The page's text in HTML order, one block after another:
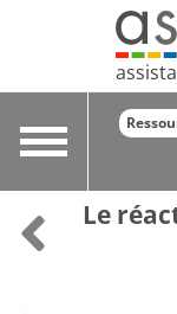
Toggle
Le